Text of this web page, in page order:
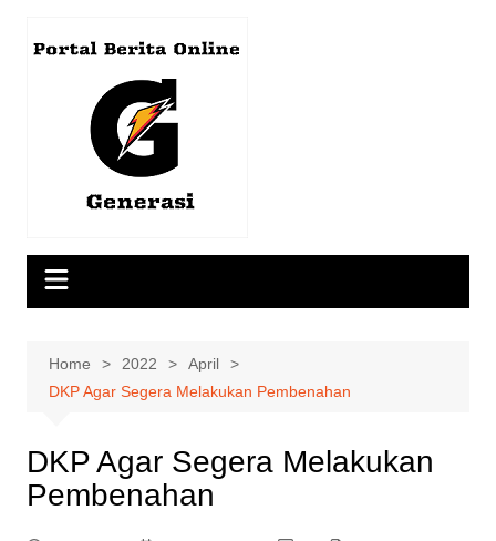
Home 2022
April
DKP Agar Segera Melakukan Pembenahan
DKP Agar Segera Melakukan
Pembenahan